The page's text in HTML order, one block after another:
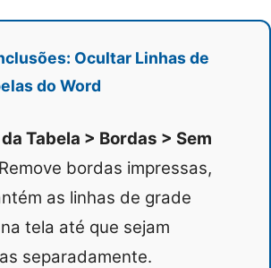
Ocultar Linhas de
do Word
Tabela > Bordas > Sem
Remove bordas impressas,
as linhas de grade
tela até que sejam
separadamente.